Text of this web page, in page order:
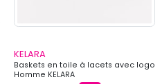
KELARA
Baskets en toile à lacets avec logo
Homme KELARA